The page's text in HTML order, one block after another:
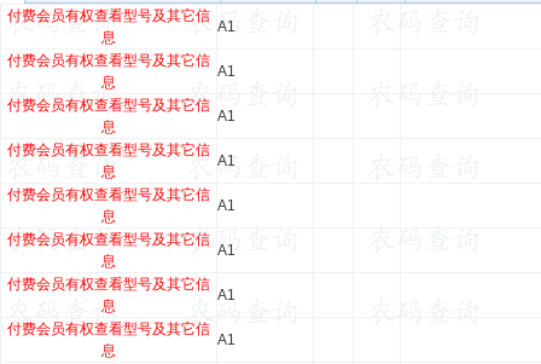
付费会员有权查看型号及其它信
息
A1
付费会员有权查看型号及其它信
息
A1
付费会员有权查看型号及其它信
息
A1
付费会员有权查看型号及其它信
息
A1
付费会员有权查看型号及其它信
息
A1
付费会员有权查看型号及其它信
息
A1
付费会员有权查看型号及其它信
息
A1
付费会员有权查看型号及其它信
息
A1